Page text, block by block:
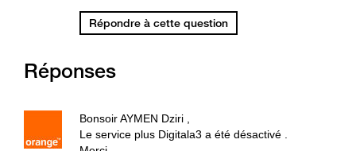
Répondre à cette question
Réponses
Bonsoir AYMEN Dziri ,
Le service plus Digitala3 a été désactivé .